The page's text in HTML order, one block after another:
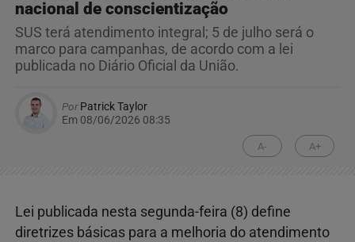
nacional de conscientização
SUS terá atendimento integral; 5 de julho será o
marco para campanhas, de acordo com a lei
publicada no Diário Oficial da União.
PorPatrick Taylor
Em 08/06/2026 08:35
A- A+
Lei publicada nesta segunda-feira (8) define
diretrizes básicas para a melhoria do atendimento